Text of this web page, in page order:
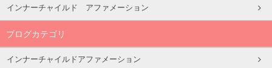
インナーチャイルド アファメーション
ブログカテゴリ
インナーチャイルドアファメーション